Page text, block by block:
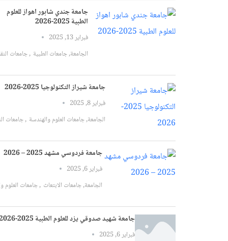
جامعة جندي شابور اهواز للعلوم
الطبية 2025-2026
فبراير 13, 2025
جامعات الطبية ,جامعات النفقه الخاصة
جامعة شيراز التكنولوجيا 2025-2026
فبراير 8, 2025
جامعات العلوم والهندسة ,جامعات النفقه الخاصة
جامعة فردوسي مشهد 2025 – 2026
فبراير 6, 2025
جامعات الابتعاث ,جامعات العلوم والهندسة
جامعة شهيد صدوقي يزد للعلوم الطبية 2025-2026
فبراير 6, 2025